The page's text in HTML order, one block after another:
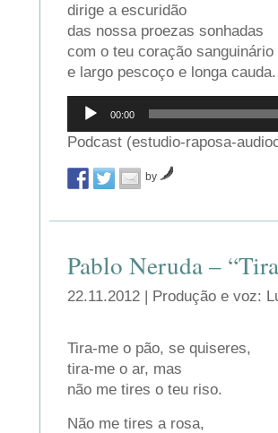
dirige a escuridão
das nossa proezas sonhadas
com o teu coração sanguinário
e largo pescoço e longa cauda.
Reprodutor
áudio
00:00
Podcast (estudio-raposa-
by
Pablo Neruda –
22.11.2012 | Produção e voz:
Tira-me o pão, se quiseres,
tira-me o ar, mas
não me tires o teu riso.
Não me tires a rosa,